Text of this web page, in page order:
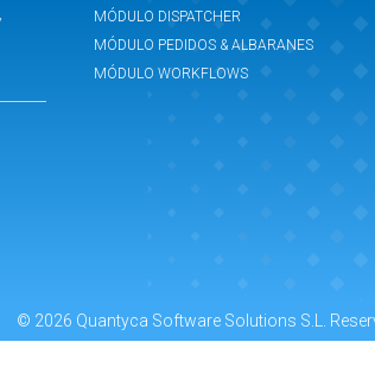
MÓDULO DISPATCHER
MÓDULO PEDIDOS & ALBARANES
MÓDULO WORKFLOWS
© 2026 Quantyca Software Solutions S.L.